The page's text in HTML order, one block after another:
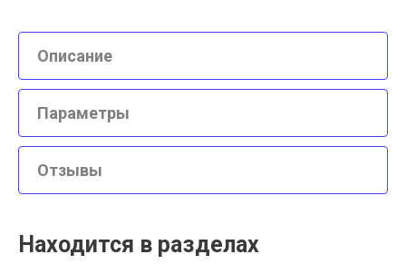
Описание
Параметры
Отзывы
Находится в разделах